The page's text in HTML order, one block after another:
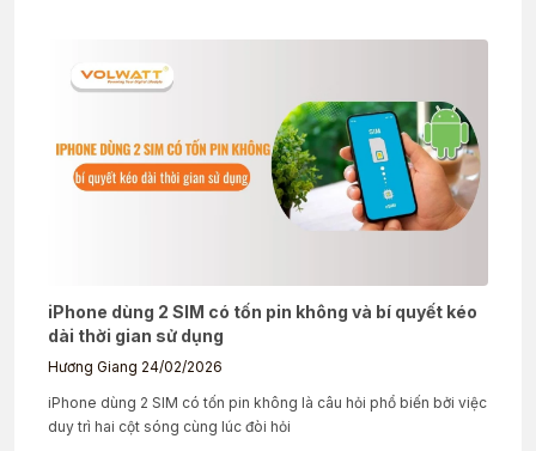
iPhone dùng 2 SIM có tốn pin không và bí quyết kéo
dài thời gian sử dụng
Hương Giang 24/02/2026
iPhone dùng 2 SIM có tốn pin không là câu hỏi phổ biến bởi việc
duy trì hai cột sóng cùng lúc đòi hỏi